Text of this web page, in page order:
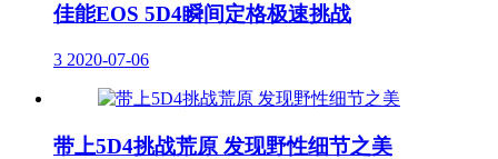
佳能EOS 5D4瞬间定格极速挑战
3 2020-07-06
带上5D4挑战荒原 发现野性细节之美